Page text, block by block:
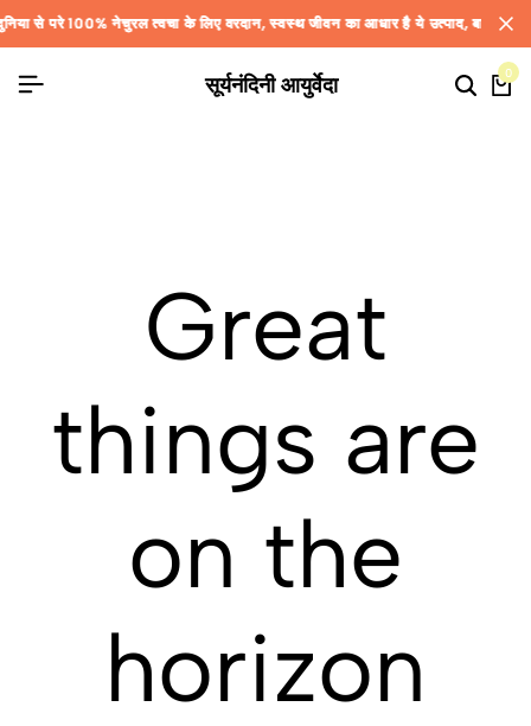
से परे 100% नेचुरल त्वचा के लिए वरदान, स्वस्थ जीवन का आधार है ये उत्पाद, बाजार के
से परे 100% नेचुरल त्वचा के लिए वरदान, स्वस्थ जीवन का आधार है ये उत्पाद, बाजार के
से परे 100% नेचुरल त्वचा के लिए वरदान, स्वस्थ जीवन का आधार है ये उत्पाद, बाजार के
सूर्यनंदिनी आयुर्वेदा
0
Great
things are
on the
horizon